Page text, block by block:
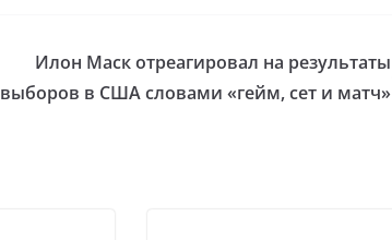
Илон Маск отреагировал на результаты
выборов в США словами «гейм, сет и матч»